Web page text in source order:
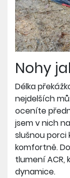
Nohy
Délka
nejdelších
oceníte
jsem v nich
slušnou porci
komfortně.
tlumení
dynamice.